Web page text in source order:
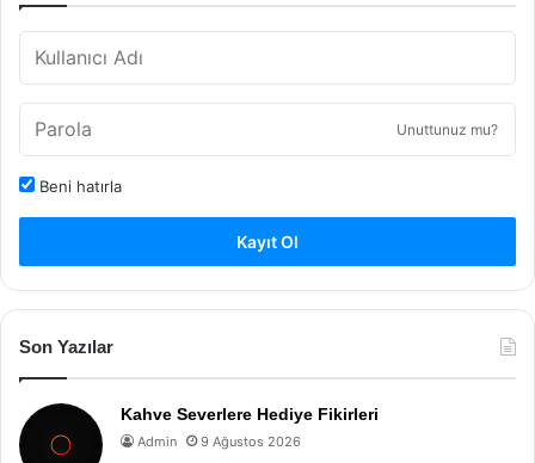
Unuttunuz mu?
Beni hatırla
Kayıt Ol
Son Yazılar
Kahve Severlere Hediye Fikirleri
Admin 9 Ağustos 2026